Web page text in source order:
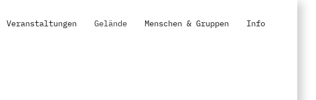
Veranstaltungen Gelände Menschen & Gruppen Info